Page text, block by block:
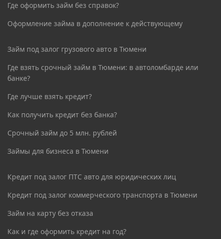
Где оформить займ без справок?
Оформление займа в дополнение к действующему
Займ под залог грузового авто в Тюмени
Где взять срочный займ в Тюмени: в автоломбарде или
банке?
Где лучше взять кредит?
Как получить кредит без банка?
Срочный займ до 5 млн. рублей
Займы для бизнеса в Тюмени
Кредит под залог ПТС авто для юридических лиц
Кредит под залог коммерческого транспорта в Тюмени
Займ на карту без отказа
Как и где оформить кредит на год?